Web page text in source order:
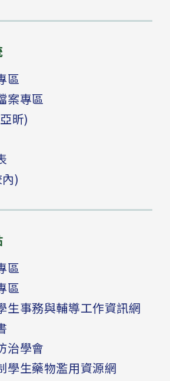
區
案專區
昕)
)
區
區
生事務與輔導工作資訊網
治學會
學生藥物濫用資源網